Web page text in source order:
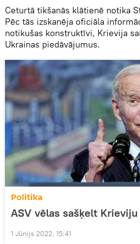
Ceturtā tikšanās klātienē notika
Pēc tās izskanēja oficiāla
notikušas konstruktīvi, Krievija
Ukrainas piedāvājumus.
Politika
ASV vēlas sašķelt Krieviju
1 Jūnijs 2022, 15:41